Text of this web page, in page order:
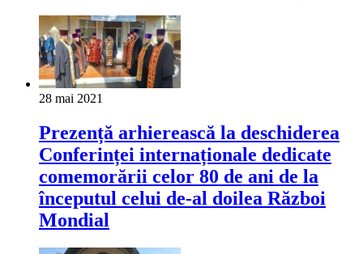
28 mai 2021
Prezență arhierească la deschiderea
Conferinței internaționale dedicate
comemorării celor 80 de ani de la
începutul celui de-al doilea Război
Mondial